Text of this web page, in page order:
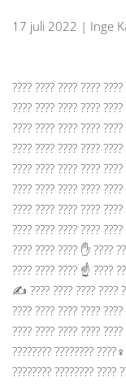
17 juli 2022 | Inge
???? ???? ???? ????
???? ???? ???? ????
???? ???? ???? ????
???? ???? ???? ????
???? ???? ???? ????
???? ???? ???? ????
???? ???? ???? ????
???? ???? ???? ????
???? ???? ???? ✋ ????
???? ???? ???? ☝️ ????
✍️ ???? ???? ???? ????
???? ???? ???? ????
???? ???? ???? ????
????‍???? ????‍????
????‍???? ????‍???? ????